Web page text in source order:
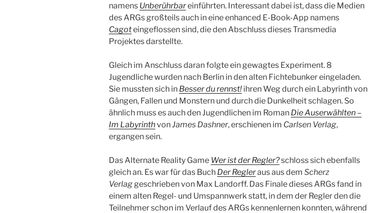
namens Unberührbareinführten. Interessant dabei ist, dass die Medien
des ARGs großteils auch in eine enhanced E-Book-App namens
Cagoteingeflossen sind, die den Abschluss dieses Transmedia
Projektes darstellte.
Gleich im Anschluss daran folgte ein gewagtes Experiment. 8
Jugendliche wurden nach Berlin in den alten Fichtebunker eingeladen.
Sie mussten sich in Besser du rennst! ihren Weg durch ein Labyrinth von
Gängen, Fallen und Monstern und durch die Dunkelheit schlagen. So
ähnlich muss es auch den Jugendlichen im Roman Die Auserwählten –
Im LabyrinthvonJames Dashner, erschienen im Carlsen Verlag,
ergangen sein.
Das Alternate Reality Game Wer ist der Regler?schloss sich ebenfalls
gleich an. Es war für das Buch Der Regleraus aus dem Scherz
Verlaggeschrieben von Max Landorff. Das Finale dieses ARGs fand in
einem alten Regel- und Umspannwerk statt, in dem der Regler den die
Teilnehmer schon im Verlauf des ARGs kennenlernen konnten, während